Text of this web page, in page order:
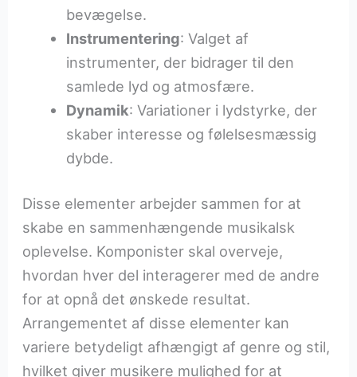
bevægelse.
Instrumentering: Valget af
instrumenter, der bidrager til den
samlede lyd og atmosfære.
Dynamik: Variationer i lydstyrke, der
skaber interesse og følelsesmæssig
dybde.
Disse elementer arbejder sammen for at
skabe en sammenhængende musikalsk
oplevelse. Komponister skal overveje,
hvordan hver del interagerer med de andre
for at opnå det ønskede resultat.
Arrangementet af disse elementer kan
variere betydeligt afhængigt af genre og stil,
hvilket giver musikere mulighed for at